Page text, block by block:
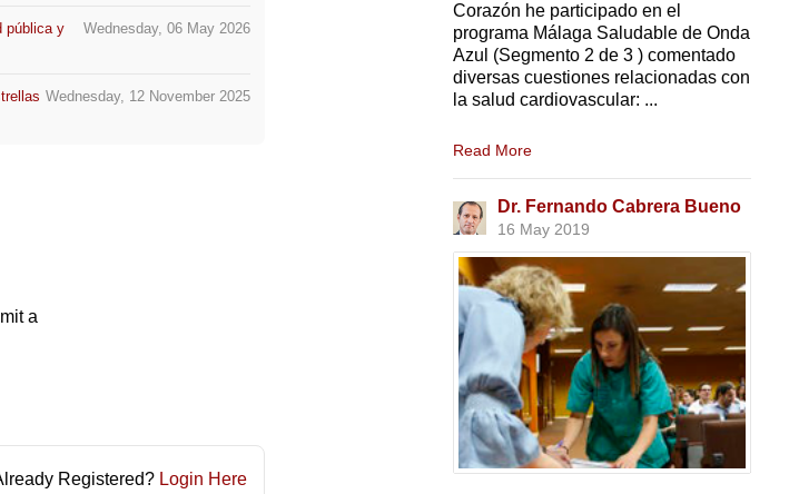
Wednesday, 06 May 2026
pública y
Wednesday, 12 November 2025
a
Registered? Login Here
Corazón he participado en el
programa Málaga Saludable de Onda
Azul (Segmento 2 de 3 ) comentado
diversas cuestiones relacionadas con
la salud cardiovascular: ...
Read More
Dr. Fernando Cabrera Bueno
16 May 2019